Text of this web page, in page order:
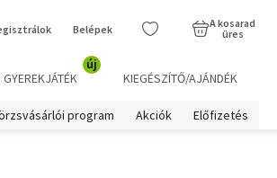
Belépek
A kosarad
üres
GYEREKJÁTÉK
új
KIEGÉSZÍTŐ/AJÁNDÉK
program Akciók Előfizetés